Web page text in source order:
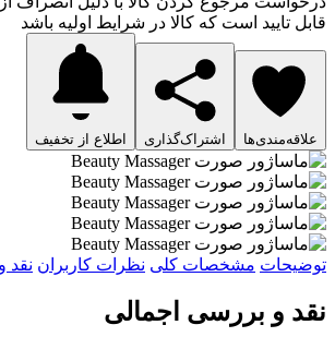
قابل تایید است که کالا در شرایط اولیه باشد
علاقه‌مندی‌ها اشتراک‌گذاری اطلاع از تخفیف
توضیحات مشخصات کلی نظرات کاربران نقد
نقد و بررسی اجمالی